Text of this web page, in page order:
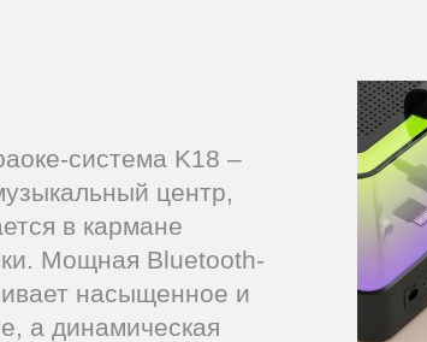
система K18 –
центр,
в кармане
Мощная Bluetooth-
насыщенное и
а динамическая